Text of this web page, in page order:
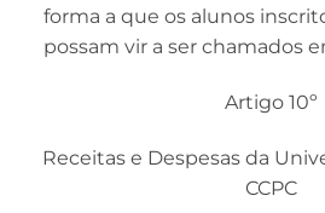
forma a que os alunos
possam vir a ser chamados
Artigo 10º
Receitas e Despesas da
CCPC